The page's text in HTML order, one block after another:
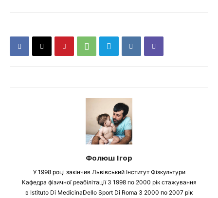
Фолюш Ігор
У 1998 році закінчив Львівський Інститут Фізкультури
Кафедра фізичної реабілітації З 1998 по 2000 рік стажування
в Istituto Di MedicinaDello Sport Di Roma З 2000 по 2007 рік